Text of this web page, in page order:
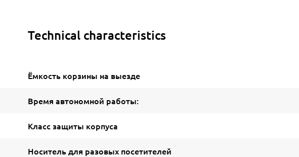
Technical characteristics
Ёмкость корзины на выезде
Время автономной работы:
Класс защиты корпуса
Носитель для разовых посетителей